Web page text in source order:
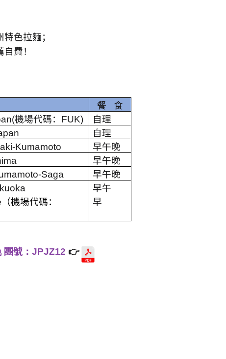
色拉麵；
費！
餐
食
機場代碼： FUK)
自理
自理
Kumamoto
早午晚
早午晚
Saga
早午晚
早午
（機場代碼：
早
團號：JPJZ12 👉